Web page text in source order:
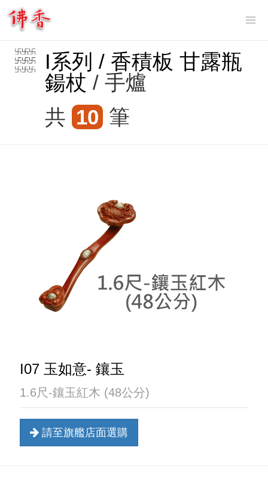
I系列 / 香積板 甘露瓶
鍚杖 / 手爐
共 10 筆
I07 玉如意- 鑲玉
1.6尺-鑲玉紅木 (48公分)
請至旗艦店面選購